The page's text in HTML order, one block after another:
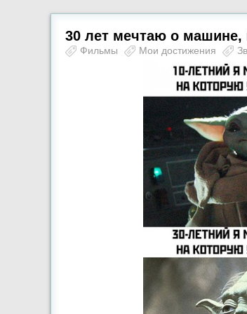
30 лет мечтаю о машине,
Фильмы Мои достижения